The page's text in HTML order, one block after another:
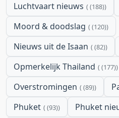
Luchtvaart nieuws (188)
Moord & doodslag (120)
Nieuws uit de Isaan (82)
Opmerkelijk Thailand (177)
Overstromingen (89)
Phuket (93) Phuket